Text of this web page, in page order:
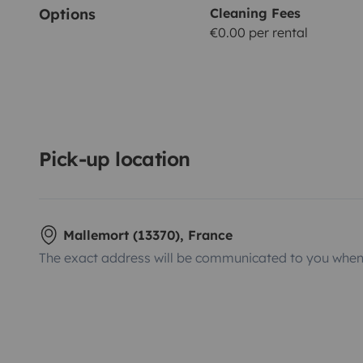
Options
Cleaning Fees
€0.00 per rental
Pick-up location
Mallemort (13370), France
The exact address will be communicated to you